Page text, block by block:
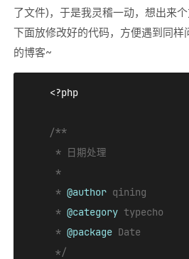
了文件)，于是我灵稽一动，想出来个
下面放修改好的代码，方便遇到同样
的博客~
<?php
/**
     * 日期处理
     *
     *
@author qining
     *
@category typecho
     *
@package Date
     */